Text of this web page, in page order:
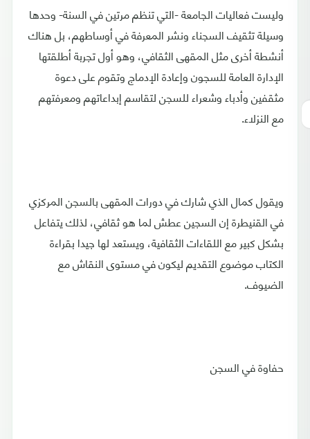
وليست فعاليات الجامعة -التي تنظم مرتين في السنة- وحدها
وسيلة تثقيف السجناء ونشر المعرفة في أوساطهم، بل هناك
أنشطة أخرى مثل المقهى الثقافي، وهو أول تجربة أطلقتها
الإدارة العامة للسجون وإعادة الإدماج وتقوم على دعوة
مثقفين وأدباء وشعراء للسجن لتقاسم إبداعاتهم ومعرفتهم
مع النزلاء.
ويقول كمال الذي شارك في دورات المقهى بالسجن المركزي
في القنيطرة إن السجين عطش لما هو ثقافي، لذلك يتفاعل
بشكل كبير مع اللقاءات الثقافية، ويستعد لها جيدا بقراءة
الكتاب موضوع التقديم ليكون في مستوى النقاش مع
الضيوف.
حفاوة في السجن